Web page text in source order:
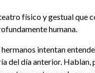
físico y gestual que
humana.
intentan
día anterior. Hablan,